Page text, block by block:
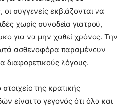
οι συγγενείς εκβιάζονται να
χωρίς συνοδεία γιατρού,
για να μην χαθεί χρόνος. Την
ασθενοφόρα παραμένουν
διαφορετικούς λόγους.
της κρατικής
είναι το γεγονός ότι όλο και